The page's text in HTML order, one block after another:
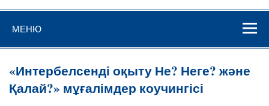
МЕНЮ
«Интербелсенді оқыту Не? Неге? және
Қалай?» мұғалімдер коучингісі